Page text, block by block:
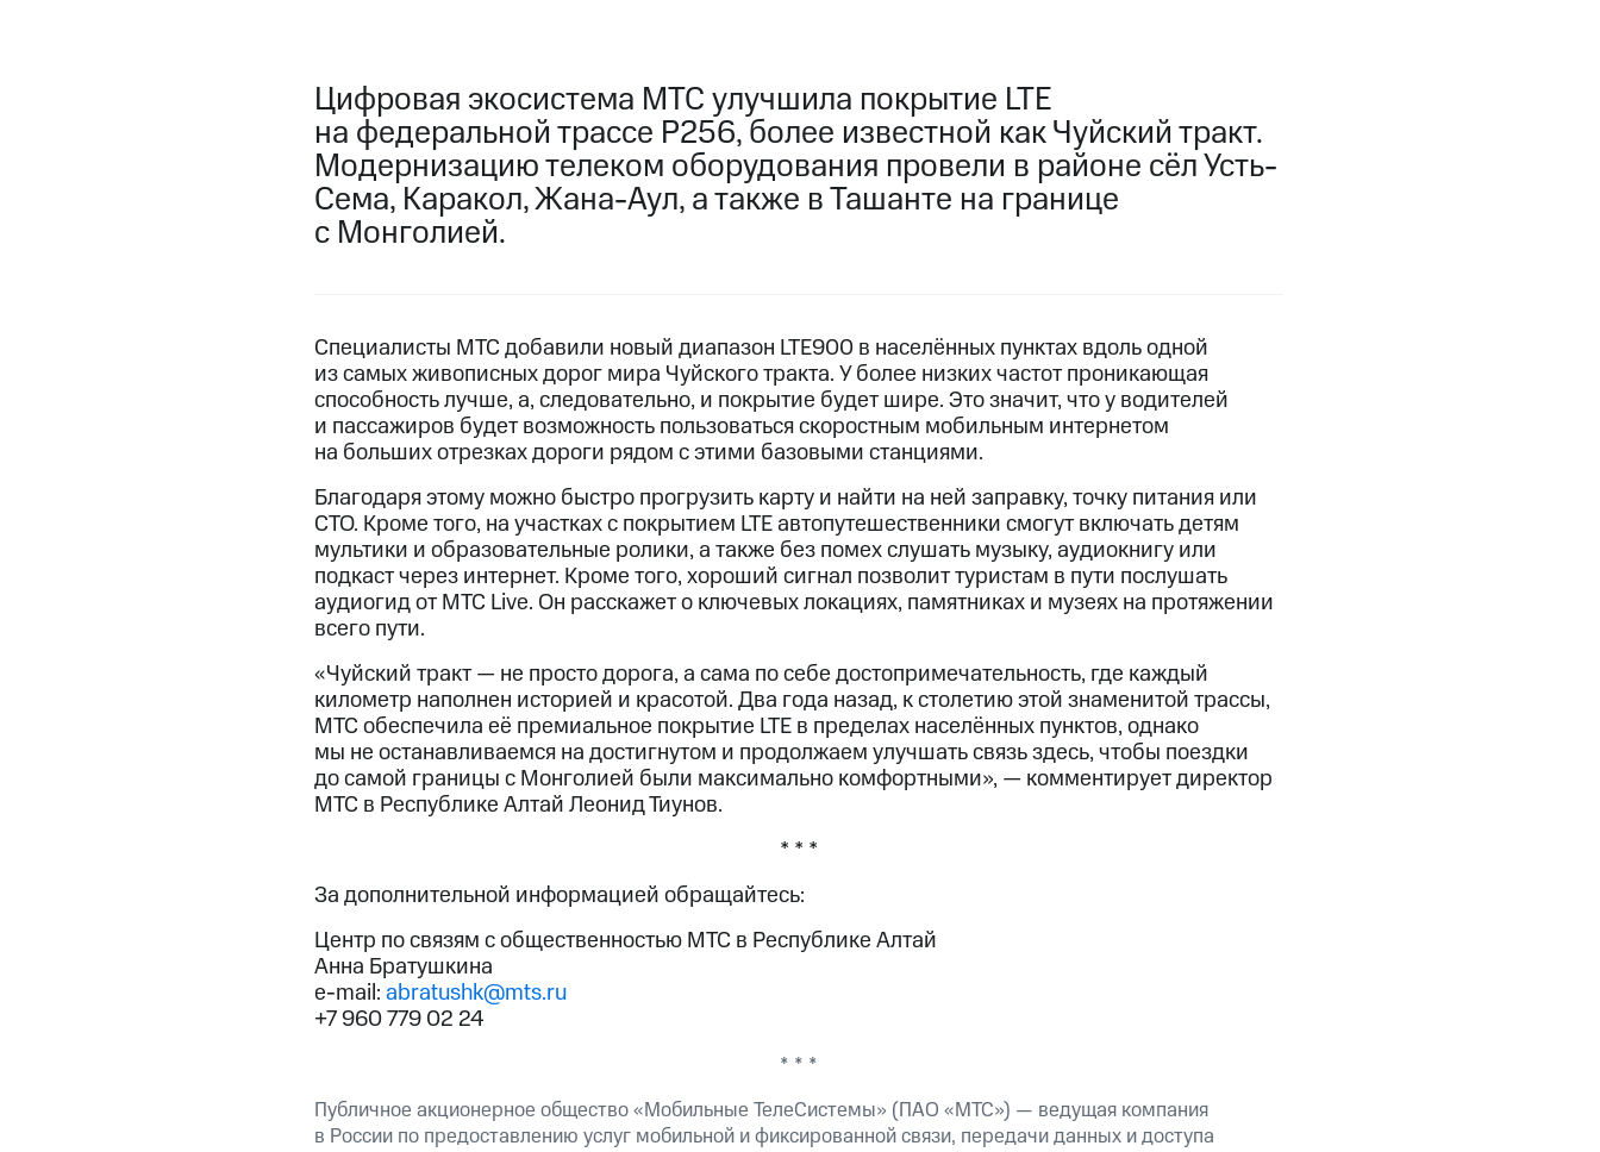
Цифровая экосистема МТС улучшила покрытие LTE
на федеральной трассе Р256, более известной как Чуйский тракт.
Модернизацию телеком оборудования провели в районе сёл Усть-
Сема, Каракол, Жана-Аул, а также в Ташанте на границе
с Монголией.
Специалисты МТС добавили новый диапазон LTE900 в населённых пунктах вдоль одной
из самых живописных дорог мира Чуйского тракта. У более низких частот проникающая
способность лучше, а, следовательно, и покрытие будет шире. Это значит, что у водителей
и пассажиров будет возможность пользоваться скоростным мобильным интернетом
на больших отрезках дороги рядом с этими базовыми станциями.
Благодаря этому можно быстро прогрузить карту и найти на ней заправку, точку питания или
СТО. Кроме того, на участках с покрытием LTE автопутешественники смогут включать детям
мультики и образовательные ролики, а также без помех слушать музыку, аудиокнигу или
подкаст через интернет. Кроме того, хороший сигнал позволит туристам в пути послушать
аудиогид от МТС Live. Он расскажет о ключевых локациях, памятниках и музеях на протяжении
всего пути.
«Чуйский тракт — не просто дорога, а сама по себе достопримечательность, где каждый
километр наполнен историей и красотой. Два года назад, к столетию этой знаменитой трассы,
МТС обеспечила её премиальное покрытие LTE в пределах населённых пунктов, однако
мы не останавливаемся на достигнутом и продолжаем улучшать связь здесь, чтобы поездки
до самой границы с Монголией были максимально комфортными», — комментирует директор
МТС в Республике Алтай Леонид Тиунов.
* * *
За дополнительной информацией обращайтесь:
Центр по связям с общественностью МТС в Республике Алтай
Анна Братушкина
e-mail: abratushk@mts.ru
+7 960 779 02 24
* * *
Публичное акционерное общество «Мобильные ТелеСистемы» (ПАО «МТС») — ведущая компания
в России по предоставлению услуг мобильной и фиксированной связи, передачи данных и доступа